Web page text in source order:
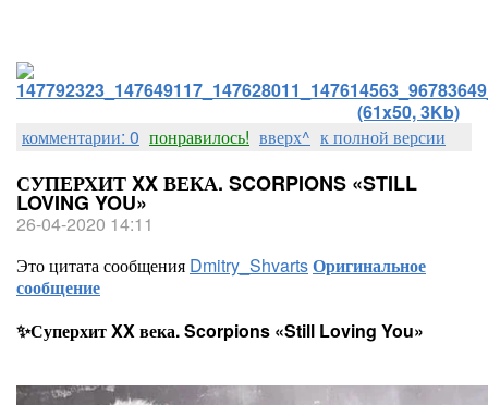
комментарии: 0 понравилось! вверх^ к полной версии
СУПЕРХИТ XX ВЕКА. SCORPIONS «STILL
LOVING YOU»
26-04-2020 14:11
Это цитата сообщения Dmitry_ShvartsОригинальное
сообщение
✨Суперхит XX века. Scorpions «Still Loving You»